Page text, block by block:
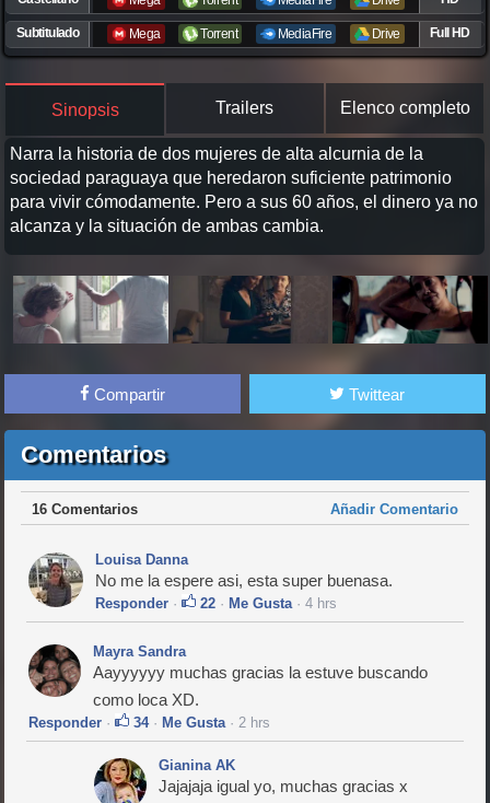
Subtitulado Mega Torrent MediaFire Drive Full HD
Sinopsis Trailers Elenco completo
Narra la historia de dos mujeres de alta alcurnia de la
sociedad paraguaya que heredaron suficiente patrimonio
para vivir cómodamente. Pero a sus 60 años, el dinero ya no
alcanza y la situación de ambas cambia.
Compartir Twittear
Comentarios
16 Comentarios Añadir Comentario
Louisa Danna
No me la espere asi, esta super buenasa.
Responder · 22 · Me Gusta· 4 hrs
Mayra Sandra
Aayyyyyy muchas gracias la estuve buscando
como loca XD.
Responder · 34· Me Gusta· 2 hrs
Gianina AK
Jajajaja igual yo, muchas gracias x